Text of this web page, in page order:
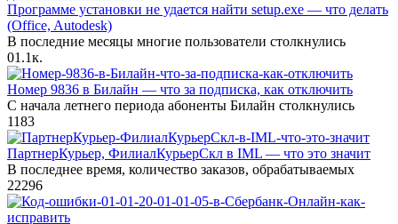
Программе установки не удается найти setup.exe — что делать
(Office, Autodesk)
В последние месяцы многие пользователи столкнулись
01.1к.
Номер 9836 в Билайн — что за подписка, как отключить
С начала летнего периода абоненты Билайн столкнулись
1183
ПартнерКурьер, ФилиалКурьерСкл в IML — что это значит
В последнее время, количество заказов, обрабатываемых
22296